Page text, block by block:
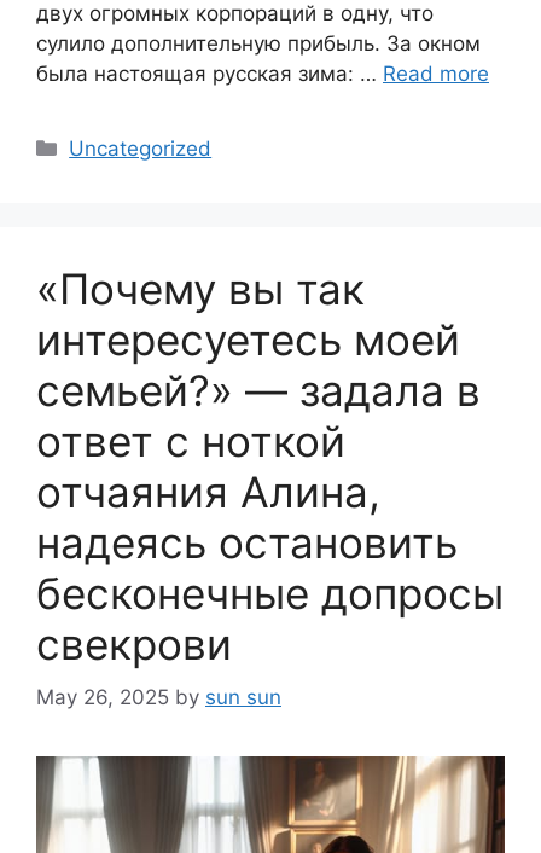
двух огромных корпораций в одну, что
сулило дополнительную прибыль. За окном
была настоящая русская зима: … Read more
Categories
Uncategorized
«Почему вы так
интересуетесь моей
семьей?» — задала в
ответ с ноткой
отчаяния Алина,
надеясь остановить
бесконечные допросы
свекрови
May 26, 2025 by sun sun